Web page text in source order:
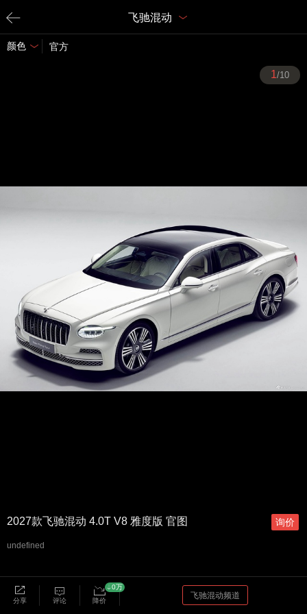
飞驰混动
颜色 官方
1/10
2027款飞驰混动 4.0T V8 雅度版 官图
undefined
分享 评论 降价
0万
飞驰混动频道
询价